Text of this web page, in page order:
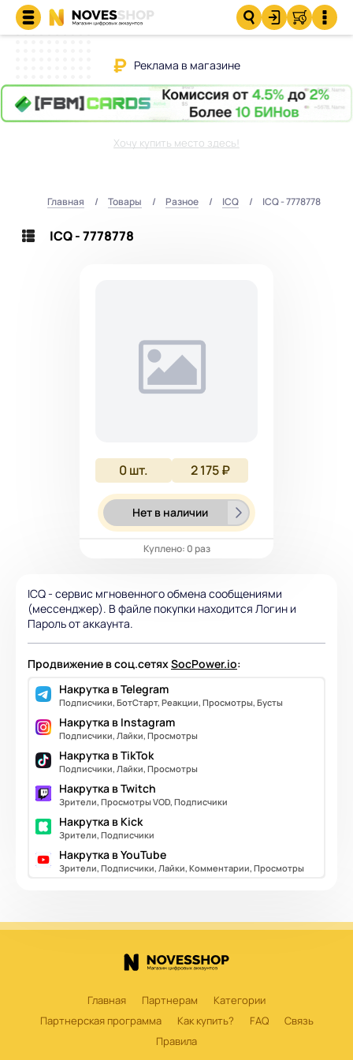
Реклама в магазине
Хочу купить место здесь!
Главная Товары Разное ICQ ICQ - 7778778
ICQ - 7778778
0шт. 2 175 ₽
Нет в наличии
Куплено: 0 раз
ICQ - сервис мгновенного обмена сообщениями
(мессенджер). В файле покупки находится Логин и
Пароль от аккаунта.
Продвижение в соц.сетяхSocPower.io:
Накрутка в Telegram
Подписчики, БотСтарт, Реакции, Просмотры, Бусты
Накрутка в Instagram
Подписчики, Лайки, Просмотры
Накрутка в TikTok
Подписчики, Лайки, Просмотры
Накрутка в Twitch
Зрители, Просмотры VOD, Подписчики
Накрутка в Kick
Зрители, Подписчики
Накрутка в YouTube
Зрители, Подписчики, Лайки, Комментарии, Просмотры
Главная Партнерам
Категории
Партнерская программа
Как купить? FAQ
Связь
Правила